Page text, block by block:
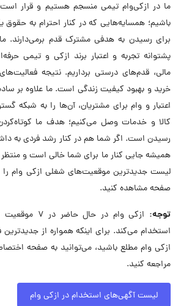
ما در ازکی‌وام تیمی منسجم هستیم و قرار
باشیم؛ همسایه‌هایی که در کنار احترام به حقوق
برای رسیدن به هدفی مشترک قدم برمی‌دارند. ما
پشتوانه تجربه و اعتبار برند ازکی و تیمی
مالی، قدم‌های درستی برداریم. نتیجه
خرید و بهبود کیفیت زندگی است. ما علاوه بر
اعتبار و وام برای مشتریان، آن‌ها را به شبکه
کالا و خدمات وصل می‌کنیم؛ هدف ما
رسیدن است. اگر شما هم در کنار رشد فردی به
همیشه جایی کنار ما برای شما خالی است و
لیست جدیدترین موقعیت‌های شغلی ازکی وام را
صفحه مشاهده کنید.
توجه:
ازکی وام در
استخدام می‌کند. برای اینکه همواره از
ازکی وام مطلع باشید، می‌توانید به صفحه
مراجعه کنید.
لیست آگهی‌های استخدام در ازکی وام